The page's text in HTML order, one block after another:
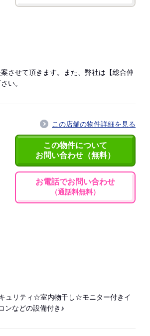
させて頂きます。また、弊社は【総合仲
い。
この店舗の物件詳細を見る
この物件について
お問い合わせ（無料）
お電話でお問い合わせ
（通話料無料）
ュリティ☆室内物干し☆モニター付きイ
などの設備付き♪